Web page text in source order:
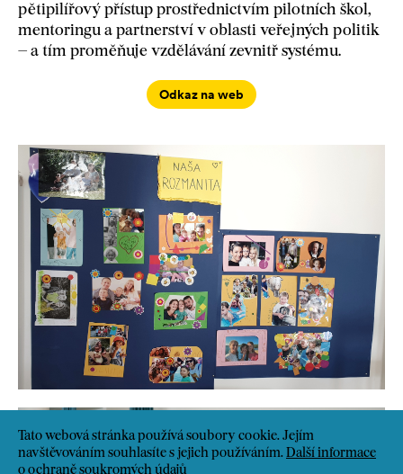
Tato webová stránka používá soubory cookie. Jejím
navštěvováním souhlasíte s jejich používáním. Další informace
o ochraně soukromých údajů
pětipilířový přístup prostřednictvím pilotních škol,
mentoringu a partnerství v oblasti veřejných politik
– a tím proměňuje vzdělávání zevnitř systému.
Odkaz na web